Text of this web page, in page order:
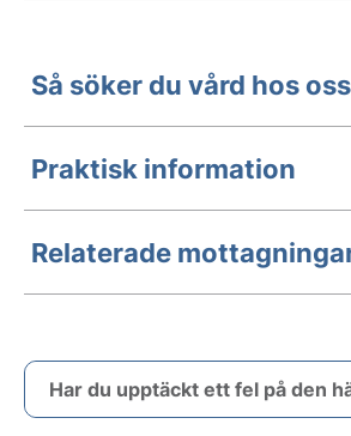
Så söker du vård hos oss
Praktisk information
Relaterade
Har du upptäckt ett fel på den